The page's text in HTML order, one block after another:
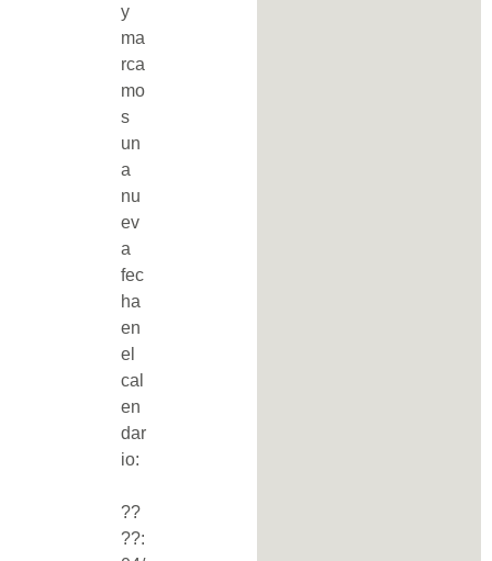
y
ma
rca
mo
s
un
a
nu
ev
a
fec
ha
en
el
cal
en
dar
io:
??
??: